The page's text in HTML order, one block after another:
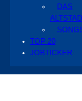
DAS
TOP 20
JOBTICKER